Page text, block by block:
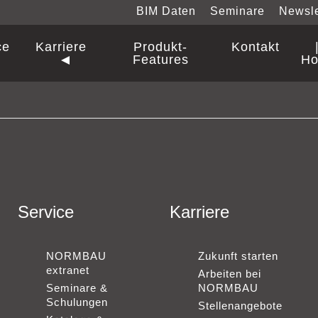
BIM Daten Seminare
Karriere
Produkt-
Features
Kontakt
Service
NORMBAU
extranet
Seminare &
Schulungen
Karriere
Zukunft starten
Arbeiten bei
NORMBAU
Stellenangebote